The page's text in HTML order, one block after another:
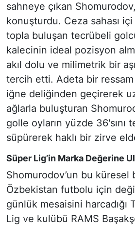
sahneye çıkan
konuşturdu. Ceza sahası içi
topla buluşan tecrübeli
kalecinin ideal pozisyon
akıl dolu ve milimetrik bir
tercih etti. Adeta bir
iğne deliğinden geçirerek
ağlarla buluşturan
golle oyların yüzde 36'sını
süpürerek haklı bir zirve
Süper Lig’in Marka Değerine
Shomurodov’un bu küresel
Özbekistan futbolu için
günlük mesaisini harcadığı
Lig ve kulübü RAMS